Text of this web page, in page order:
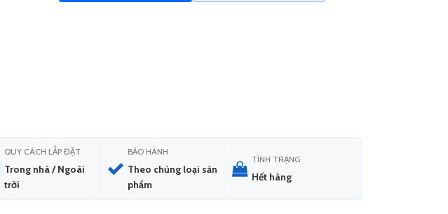
QUY CÁCH LẮP ĐẶT
Trong nhà / Ngoài
trời
BẢO HÀNH
Theo chủng loại sản
phẩm
TÌNH TRẠNG
Hết hàng